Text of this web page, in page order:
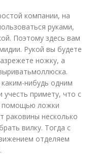
компании, на
руками,
Поэтому здесь вам
Рукой вы будете
ножку, а
нибудь одним
примету, что с
помощью ложки
раковины несколько
вилку. Тогда с
отделяем